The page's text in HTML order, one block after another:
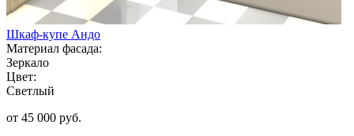
Шкаф-купе Андо
Материал фасада:
Зеркало
Цвет:
Светлый
от 45 000 руб.